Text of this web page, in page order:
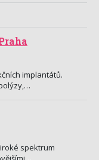
implantátů.
spektrum